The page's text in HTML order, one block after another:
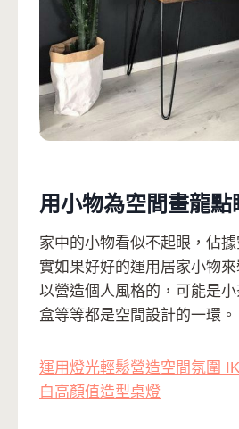
用小物為空間畫龍點
家中的小物看似不起眼，佔
實如果好好的運用居家小物來
以營造個人風格的，可能是
盒等等都是空間設計的一環。
運用燈光輕鬆營造空間氛圍
白高顏值造型桌燈